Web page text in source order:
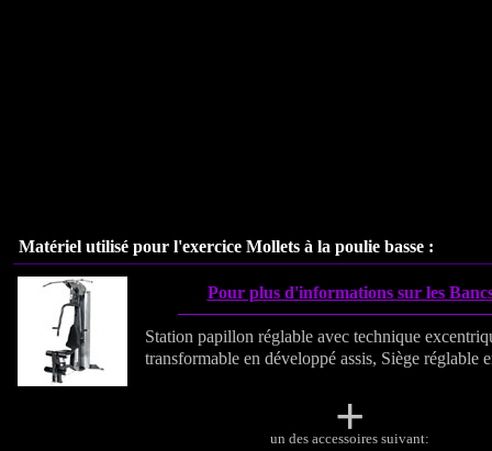
Matériel utilisé pour l'exercice Mollets à la poulie basse :
Pour plus d'informations sur les
Station papillon réglable avec technique
transformable en développé assis, Siège réglable
+
un des accessoires suivant: